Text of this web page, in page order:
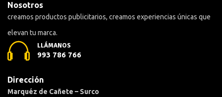
Nosotros
creamos productos publicitarios, creamos experiencias únicas que
elevan tu marca.
LLÁMANOS
993 786 766
Dirección
Marquéz de Cañete – Surco